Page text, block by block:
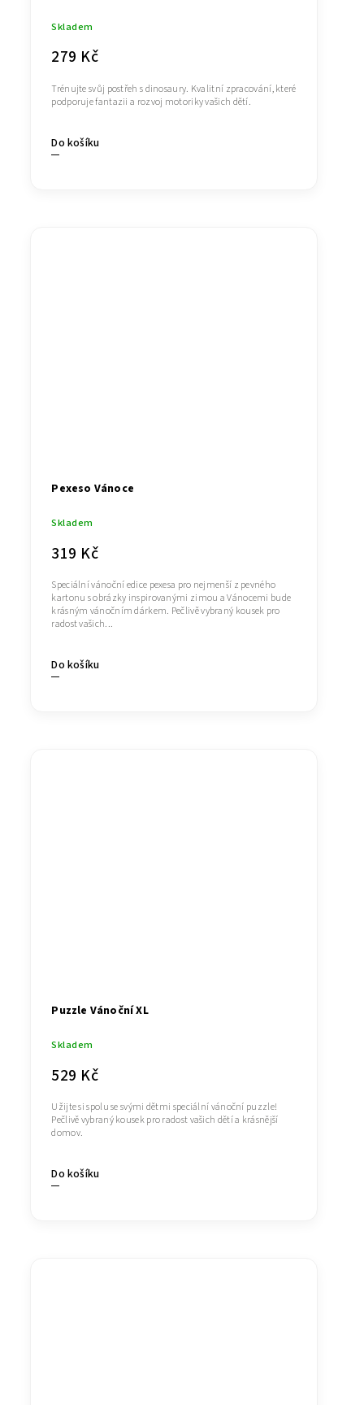
Skladem
279 Kč
Do košíku
Trénujte svůj postřeh s dinosaury. Kvalitní zpracování, které
podporuje fantazii a rozvoj motoriky vašich dětí.
Pexeso Vánoce
Skladem
319 Kč
Do košíku
Speciální vánoční edice pexesa pro nejmenší z pevného
kartonu s obrázky inspirovanými zimou a Vánocemi bude
krásným vánočním dárkem. Pečlivě vybraný kousek pro
radost vašich...
Puzzle Vánoční XL
Skladem
529 Kč
Do košíku
Užijte si spolu se svými dětmi speciální vánoční puzzle!
Pečlivě vybraný kousek pro radost vašich dětí a krásnější
domov.